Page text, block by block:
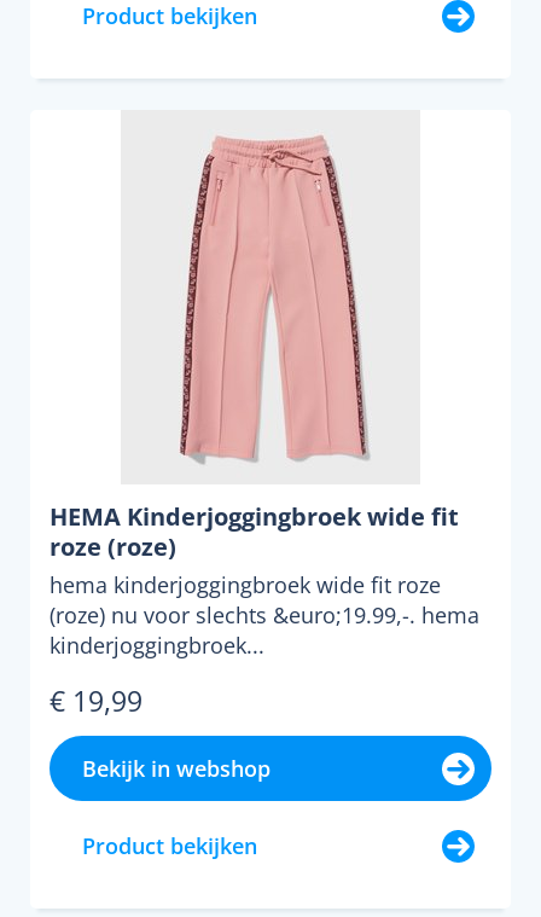
Product bekijken
HEMA Kinderjoggingbroek wide fit
roze (roze)
hema kinderjoggingbroek wide fit roze
(roze) nu voor slechts &euro;19.99,-. hema
kinderjoggingbroek...
€ 19,99
Bekijk in webshop
Product bekijken